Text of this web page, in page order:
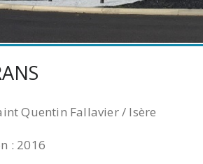
Quentin Fallavier / Isère
: 2016